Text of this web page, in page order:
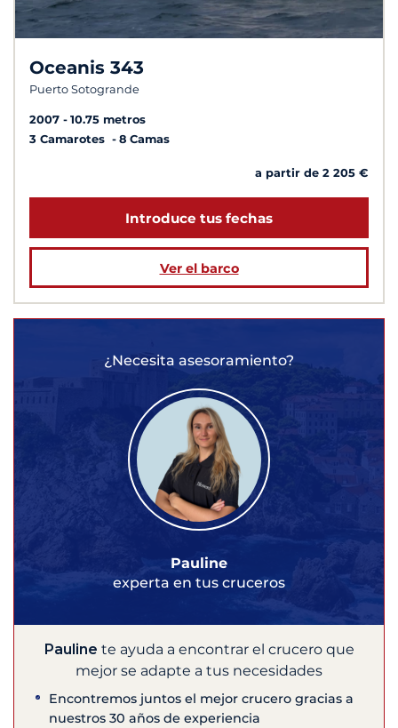
Oceanis 343
Puerto Sotogrande
2007
10.75 metros
3 Camarotes
8 Camas
a partir de 2 205 €
Introduce tus fechas
Ver el barco
¿Necesita asesoramiento?
Pauline
experta en tus cruceros
Pauline te ayuda a encontrar el crucero que
mejor se adapte a tus necesidades
Encontremos juntos el mejor crucero gracias a
nuestros 30 años de experiencia